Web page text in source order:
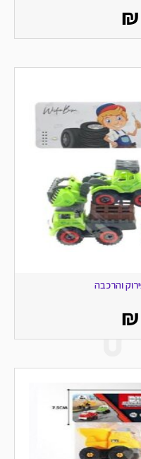
₪
₪